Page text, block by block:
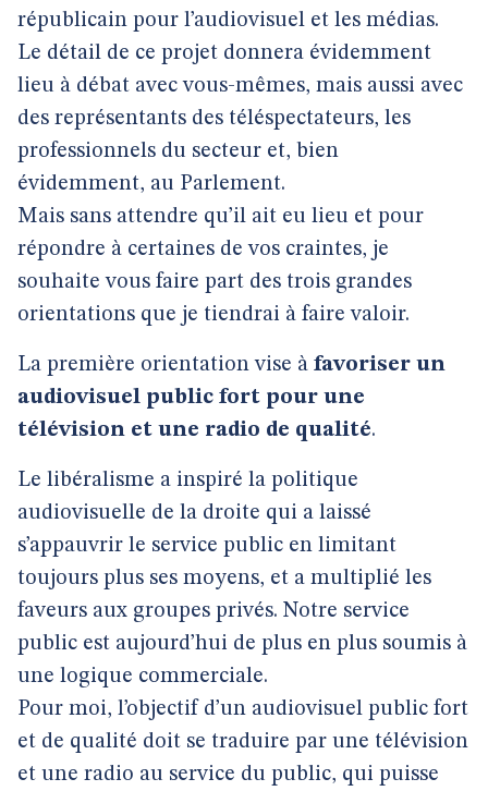
républicain pour l’audiovisuel et les médias.
Le détail de ce projet donnera évidemment
lieu à débat avec vous-mêmes, mais aussi avec
des représentants des téléspectateurs, les
professionnels du secteur et, bien
évidemment, au Parlement.
Mais sans attendre qu’il ait eu lieu et pour
répondre à certaines de vos craintes, je
souhaite vous faire part des trois grandes
orientations que je tiendrai à faire valoir.
La première orientation vise à favoriser un
audiovisuel public fort pour une
télévision et une radio de qualité.
Le libéralisme a inspiré la politique
audiovisuelle de la droite qui a laissé
s’appauvrir le service public en limitant
toujours plus ses moyens, et a multiplié les
faveurs aux groupes privés. Notre service
public est aujourd’hui de plus en plus soumis à
une logique commerciale.
Pour moi, l’objectif d’un audiovisuel public fort
et de qualité doit se traduire par une télévision
et une radio au service du public, qui puisse